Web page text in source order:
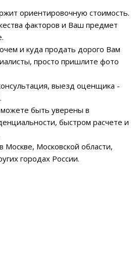
ориентировочную стоимость.
факторов и Ваш предмет
и куда продать дорого Вам
просто пришлите фото
выезд оценщика -
быть уверены в
быстром расчете и
Москве, Московской области,
городах России.